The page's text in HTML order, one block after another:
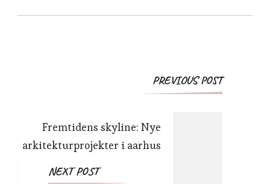
PostPREVIOUS POST
Fremtidens skyline: Nye
arkitekturprojekter i aarhus
NEXT POST